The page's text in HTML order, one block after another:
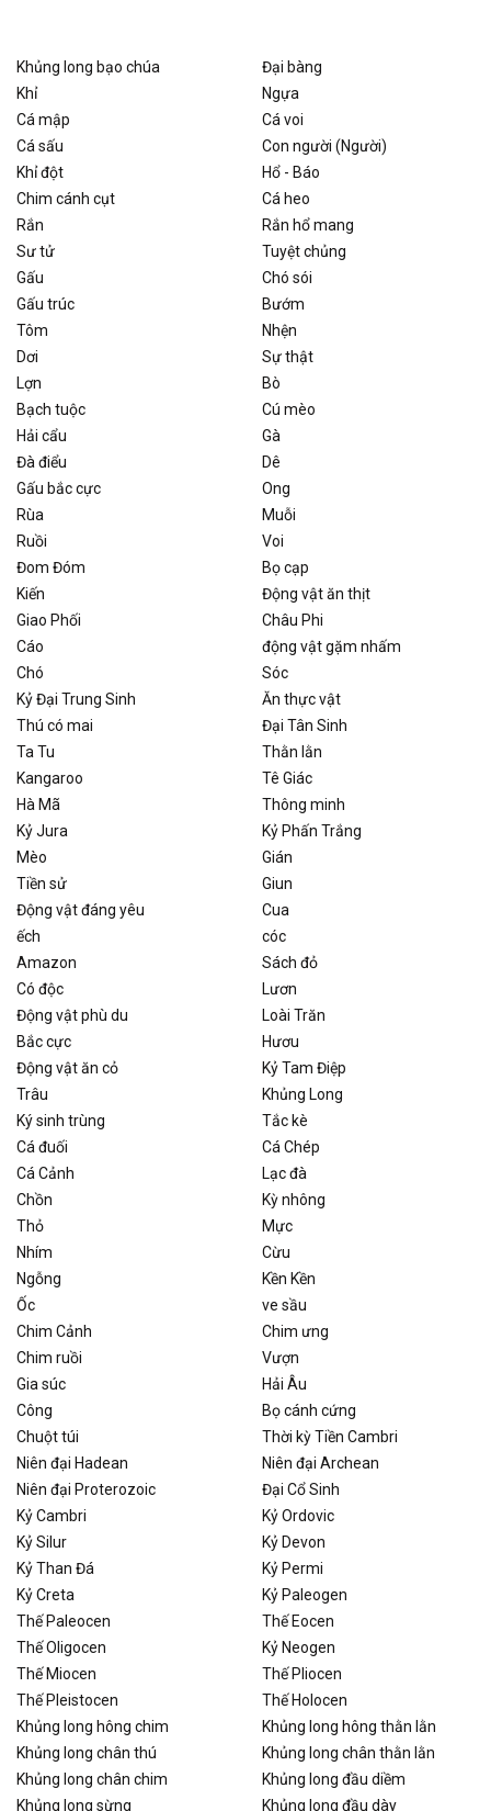
Khủng long bạo chúa
Đại bàng
Khỉ
Ngựa
Cá mập
Cá voi
Cá sấu
Con người (Người)
Khỉ đột
Hổ - Báo
Chim cánh cụt
Cá heo
Rắn
Rắn hổ mang
Sư tử
Tuyệt chủng
Gấu
Chó sói
Gấu trúc
Bướm
Tôm
Nhện
Dơi
Sự thật
Lợn
Bò
Bạch tuộc
Cú mèo
Hải cẩu
Gà
Đà điểu
Dê
Gấu bắc cực
Ong
Rùa
Muỗi
Ruồi
Voi
Đom Đóm
Bọ cạp
Kiến
Động vật ăn thịt
Giao Phối
Châu Phi
Cáo
động vật gặm nhấm
Chó
Sóc
Kỷ Đại Trung Sinh
Ăn thực vật
Thú có mai
Đại Tân Sinh
Ta Tu
Thằn lằn
Kangaroo
Tê Giác
Hà Mã
Thông minh
Kỷ Jura
Kỷ Phấn Trắng
Mèo
Gián
Tiền sử
Giun
Động vật đáng yêu
Cua
ếch
cóc
Amazon
Sách đỏ
Có độc
Lươn
Động vật phù du
Loài Trăn
Bắc cực
Hươu
Động vật ăn cỏ
Kỷ Tam Điệp
Trâu
Khủng Long
Ký sinh trùng
Tắc kè
Cá đuối
Cá Chép
Cá Cảnh
Lạc đà
Chồn
Kỳ nhông
Thỏ
Mực
Nhím
Cừu
Ngỗng
Kền Kền
Ốc
ve sầu
Chim Cảnh
Chim ưng
Chim ruồi
Vượn
Gia súc
Hải Âu
Công
Bọ cánh cứng
Chuột túi
Thời kỳ Tiền Cambri
Niên đại Hadean
Niên đại Archean
Niên đại Proterozoic
Đại Cổ Sinh
Kỷ Cambri
Kỷ Ordovic
Kỷ Silur
Kỷ Devon
Kỷ Than Đá
Kỷ Permi
Kỷ Creta
Kỷ Paleogen
Thế Paleocen
Thế Eocen
Thế Oligocen
Kỷ Neogen
Thế Miocen
Thế Pliocen
Thế Pleistocen
Thế Holocen
Khủng long hông chim
Khủng long hông thằn lằn
Khủng long chân thú
Khủng long chân thằn lằn
Khủng long chân chim
Khủng long đầu diềm
Khủng long sừng
Khủng long đầu dày